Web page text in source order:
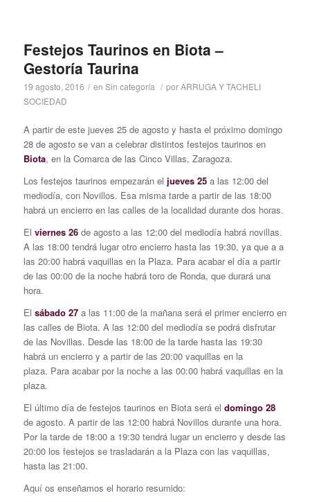
Festejos Taurinos en Biota –
Gestoría Taurina
19 agosto, 2016 / en Sin categoría / porARRUGA Y TACHELI
SOCIEDAD
A partir de este jueves 25 de agosto y hasta el próximo domingo
28 de agosto se van a celebrar distintos festejos taurinos en
Biota, en la Comarca de las Cinco Villas, Zaragoza.
Los festejos taurinos empezarán el jueves 25a las 12:00 del
mediodía, con Novillos. Esa misma tarde a partir de las 18:00
habrá un encierro en las calles de la localidad durante dos horas.
El viernes 26de agosto a las 12:00 del mediodía habrá novillas.
A las 18:00 tendrá lugar otro encierro hasta las 19:30, ya que a a
las 20:00 habrá vaquillas en la Plaza. Para acabar el día a partir
de las 00:00 de la noche habrá toro de Ronda, que durará una
hora.
El sábado 27a las 11:00 de la mañana será el primer encierro en
las calles de Biota. A las 12:00 del mediodía se podrá disfrutar
de las Novillas. Desde las 18:00 de la tarde hasta las 19:30
habrá un encierro y a partir de las 20:00 vaquillas en la
plaza. Para acabar por la noche a las 00:00 habrá vaquillas en la
plaza.
El último día de festejos taurinos en Biota será el domingo 28
de agosto. A partir de las 12:00 habrá Novillos durante una hora.
Por la tarde de 18:00 a 19:30 tendrá lugar un encierro y desde las
20:00 los festejos se trasladarán a la Plaza con las vaquillas,
hasta las 21:00.
Aquí os enseñamos el horario resumido: